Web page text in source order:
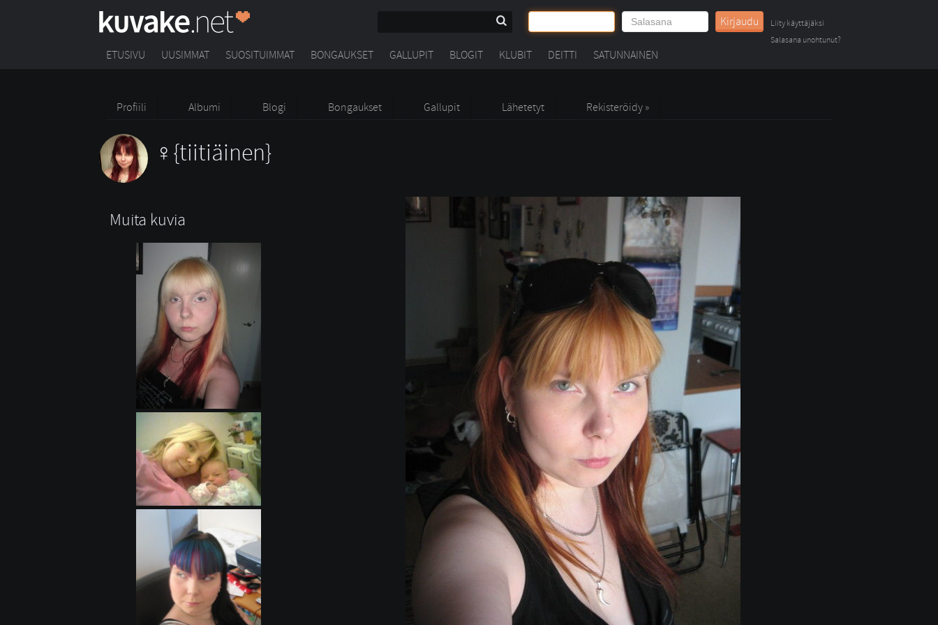
Kirjaudu
Liity käyttäjäksi
Salasana unohtunut?
ETUSIVU UUSIMMAT SUOSITUIMMAT BONGAUKSET GALLUPIT BLOGIT KLUBIT DEITTI SATUNNAINEN
Profiili Albumi Blogi Bongaukset Gallupit Lähetetyt Rekisteröidy »
{tiitiäinen}
Muita kuvia